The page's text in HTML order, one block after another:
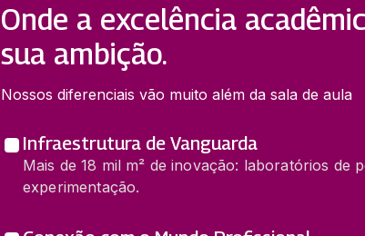
Onde a excelência
sua ambição.
Nossos diferenciais vão muito além da sala de aula
Infraestrutura de Vanguarda
Mais de 18 mil m² de inovação: laboratórios de
experimentação.